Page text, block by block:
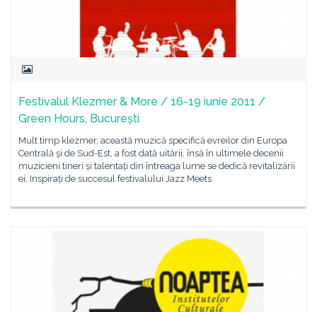
Festivalul Klezmer & More / 16-19 iunie 2011 /
Green Hours, București
Mult timp klezmer, această muzică specifică evreilor din Europa
Centrală şi de Sud-Est, a fost dată uitării, însă în ultimele decenii
muzicieni tineri și talentați din întreaga lume se dedică revitalizării
ei. Inspirați de succesul festivalului Jazz Meets